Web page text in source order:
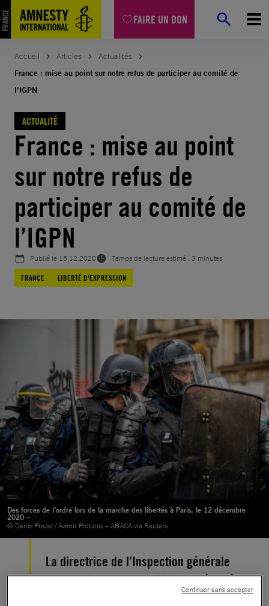
FAIRE UN DON
Aller
au
contenu
Accueil Articles
Actualités
France : mise au point sur notre refus de participer au comité de
l’IGPN
ACTUALITÉ
France : mise au point
sur notre refus de
participer au comité de
l’IGPN
Publié le 15.12.2020
Temps de lecture estimé : 3 minutes
FRANCE
LIBERTÉ D'EXPRESSION
Des forces de l’ordre lors de la marche des libertés à Paris, le 12 décembre
2020 –
© Denis Prezat / Avenir Pictures – ABACA via Reuters
La directrice de l’Inspection générale
de la police nationale (IGPN) a déclaré
vouloir créer un comité d’évaluation de
Continuer sans accepter